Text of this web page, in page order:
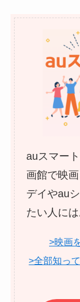
auスマー
画館で映
デイやau
たい人に
>映画
>全部知っ